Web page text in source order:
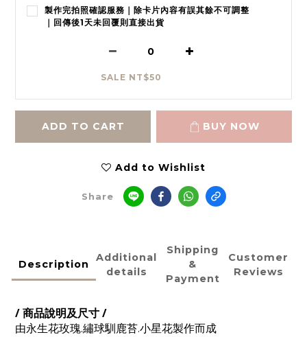
製作完拍照確認服務｜除卡片內容有誤其餘不可調整
｜回傳後1天未回覆則直接出貨
SALE NT$50
ADD TO CART BUY NOW
Add to Wishlist
Share
Description
Additional
details
Shipping
&
Payment
Customer
Reviews
/ 商品說明及尺寸 /
由永生花玫瑰.繡球馴鹿苔.小星花製作而成